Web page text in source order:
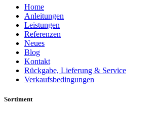
Home
Anleitungen
Leistungen
Referenzen
Neues
Blog
Kontakt
Rückgabe, Lieferung & Service
Verkaufsbedingungen
Sortiment